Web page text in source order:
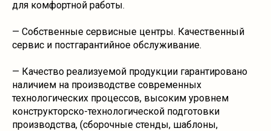
для комфортной работы.
— Собственные сервисные центры. Качественный
сервис и постгарантийное обслуживание.
— Качество реализуемой продукции гарантировано
наличием на производстве современных
технологических процессов, высоким уровнем
конструкторско-технологической подготовки
производства, (сборочные стенды, шаблоны,